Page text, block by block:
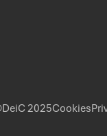
2025Cookies